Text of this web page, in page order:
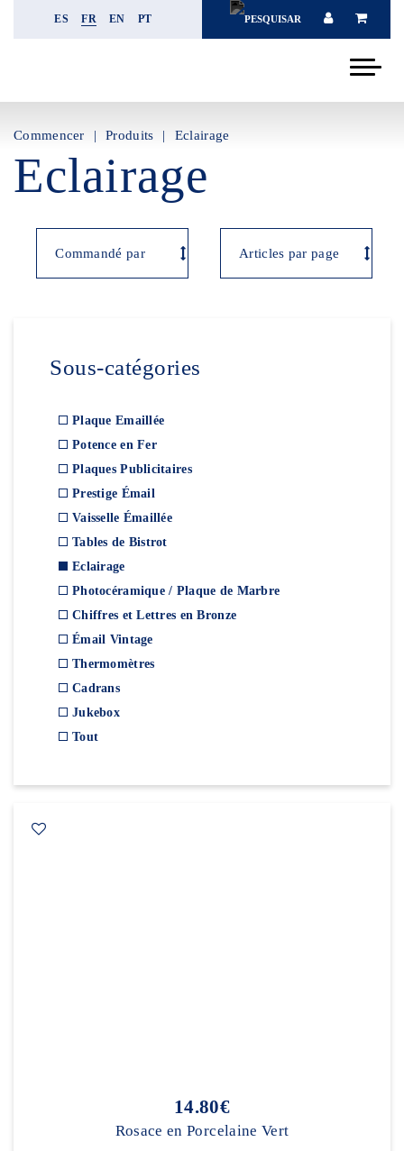
ES FR EN PT
Commencer Produits Eclairage
Eclairage
Sous-catégories
Plaque Emaillée
Potence en Fer
Plaques Publicitaires
Prestige Émail
Vaisselle Émaillée
Tables de Bistrot
Eclairage
Photocéramique / Plaque de Marbre
Chiffres et Lettres en Bronze
Émail Vintage
Thermomètres
Cadrans
Jukebox
Tout
14.80€
Rosace en Porcelaine Vert